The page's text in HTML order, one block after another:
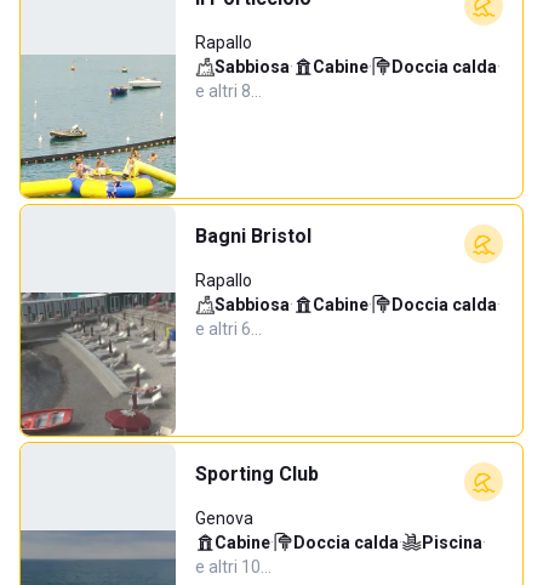
Rapallo
Sabbiosa· Cabine· Doccia calda·
e altri 8…
Bagni Bristol
Rapallo
Sabbiosa· Cabine· Doccia calda·
e altri 6…
Sporting Club
Genova
Cabine· Doccia calda· Piscina·
e altri 10…